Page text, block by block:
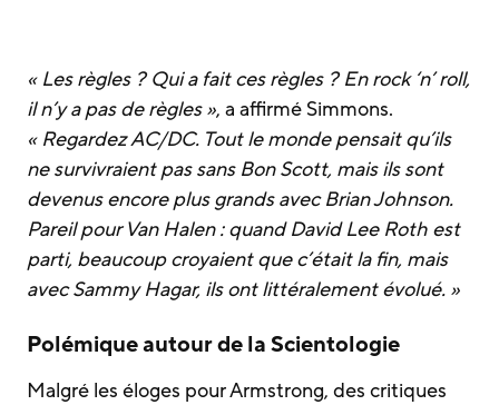
« Les règles ? Qui a fait ces règles ? En rock ‘n’ roll,
il n’y a pas de règles », a affirmé Simmons.
« Regardez AC/DC. Tout le monde pensait qu’ils
ne survivraient pas sans Bon Scott, mais ils sont
devenus encore plus grands avec Brian Johnson.
Pareil pour Van Halen : quand David Lee Roth est
parti, beaucoup croyaient que c’était la fin, mais
avec Sammy Hagar, ils ont littéralement évolué. »
Polémique autour de la Scientologie
Malgré les éloges pour Armstrong, des critiques